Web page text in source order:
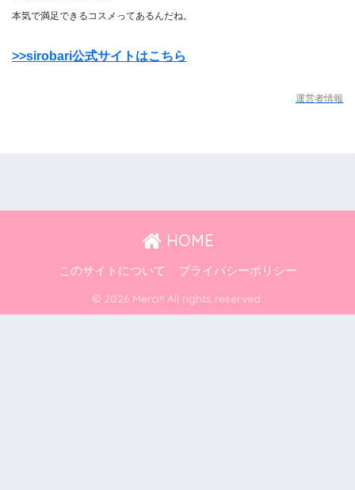
本気で満足できるコスメってあるんだね。
>>sirobari公式サイトはこちら
運営者情報
HOME
このサイトについて プライバシーポリシー
© 2026 Merci!! All rights reserved.